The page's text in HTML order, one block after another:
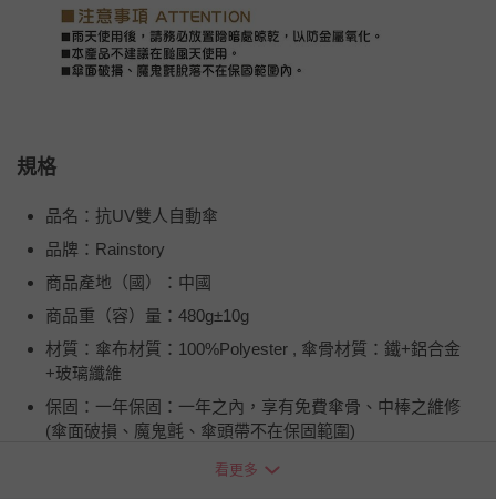
規格
品名：抗UV雙人自動傘
品牌：Rainstory
商品產地（國）：中國
商品重（容）量：480g±10g
材質：傘布材質：100%Polyester , 傘骨材質：鐵+鋁合金
+玻璃纖維
保固：一年保固：一年之內，享有免費傘骨、中棒之維修
(傘面破損、魔鬼氈、傘頭帶不在保固範圍)
詳細尺寸：360mm * 60mm * 60mm
看更多